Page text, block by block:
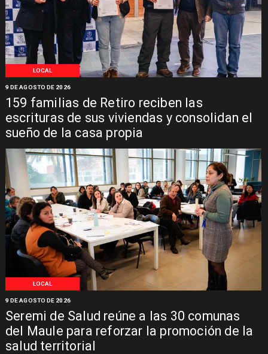
LOCAL
159 familias de Retiro reciben las
escrituras de sus viviendas y consolidan el
sueño de la casa propia
9 DE AGOSTO DE 2026
LOCAL
Seremi de Salud reúne a las 30 comunas
del Maule para reforzar la promoción de la
salud territorial
9 DE AGOSTO DE 2026